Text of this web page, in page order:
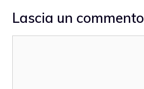
Lascia un commento